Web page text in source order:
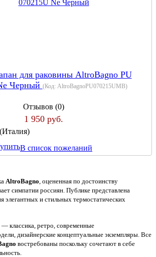
для раковины AltroBagno PU
Черный (Код: AltroBagnoPU070215UMB)
Отзывов (0)
1 950 руб.
В список пожеланий
AltroBagno , оцененная по достоинству
симпатии россиян. Публике представлена
элегантных и стильных термостатических
классика, ретро, современные
дизайнерские концептуальные экземпляры. Все
востребованы поскольку сочетают в себе